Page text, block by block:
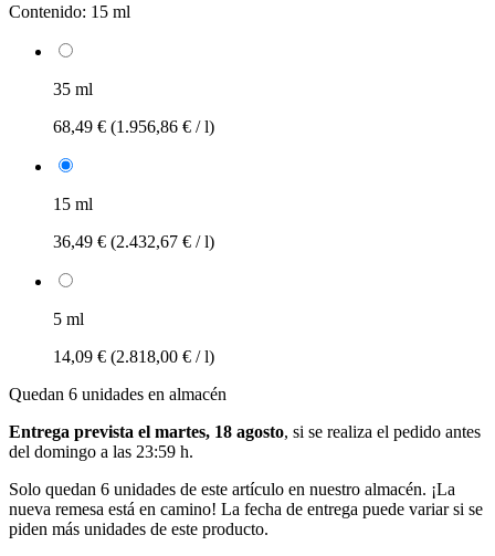
Contenido: 15 ml
35 ml
68,49 € (1.956,86 € / l)
15 ml
36,49 € (2.432,67 € / l)
5 ml
14,09 € (2.818,00 € / l)
Quedan 6 unidades en almacén
Entrega prevista el martes, 18 agosto, si se realiza el pedido antes
del domingo a las 23:59 h.
Solo quedan 6 unidades de este artículo en nuestro almacén. ¡La
nueva remesa está en camino! La fecha de entrega puede variar si se
piden más unidades de este producto.